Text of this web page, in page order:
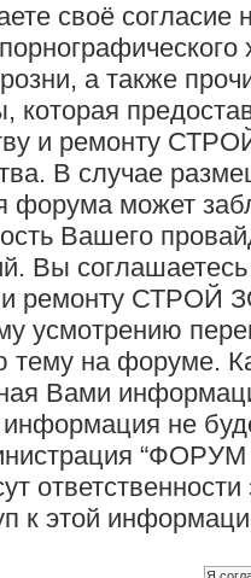
своё согласие
а также
которая
и ремонту
В случае
форума может
Вашего
Вы
и ремонту СТРОЙ
усмотрению
на форуме.
Вами
не
к этой